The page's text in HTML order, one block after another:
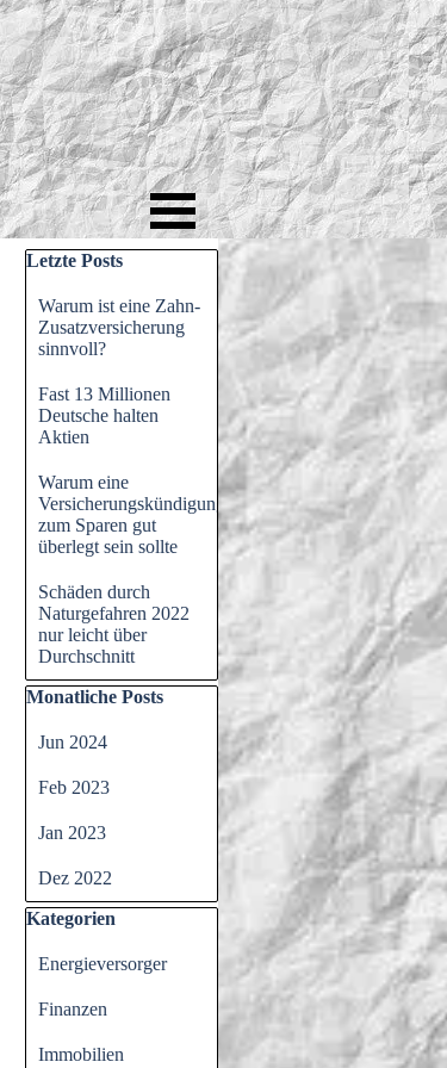
Block überspringen Letzte Posts
Letzte Posts
Warum ist eine Zahn-
Zusatzversicherung
sinnvoll?
Fast 13 Millionen
Deutsche halten
Aktien
Warum eine
Versicherungskündigung
zum Sparen gut
überlegt sein sollte
Schäden durch
Naturgefahren 2022
nur leicht über
Durchschnitt
Block überspringen Monatliche Posts
Monatliche Posts
Jun 2024
Feb 2023
Jan 2023
Dez 2022
Block überspringen Kategorien
Kategorien
Energieversorger
Finanzen
Immobilien